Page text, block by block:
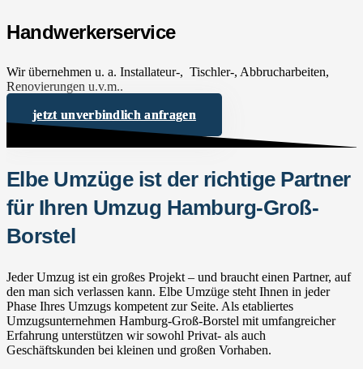
Handwerkerservice
Wir übernehmen u. a. Installateur-, Tischler-, Abbrucharbeiten,
Renovierungen u.v.m..
jetzt unverbindlich anfragen
Elbe Umzüge ist der richtige Partner
für Ihren Umzug Hamburg-Groß-
Borstel
Jeder Umzug ist ein großes Projekt – und braucht einen Partner, auf
den man sich verlassen kann. Elbe Umzüge steht Ihnen in jeder
Phase Ihres Umzugs kompetent zur Seite. Als etabliertes
Umzugsunternehmen Hamburg-Groß-Borstel mit umfangreicher
Erfahrung unterstützen wir sowohl Privat- als auch
Geschäftskunden bei kleinen und großen Vorhaben.